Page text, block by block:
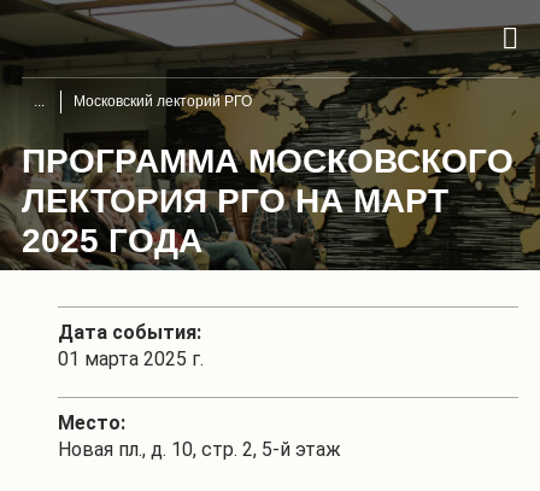
Московский лекторий РГО
ПРОГРАММА МОСКОВСКОГО
ЛЕКТОРИЯ РГО НА МАРТ
2025 ГОДА
Дата события:
01 марта 2025 г.
Место:
Новая пл., д. 10, стр. 2, 5-й этаж